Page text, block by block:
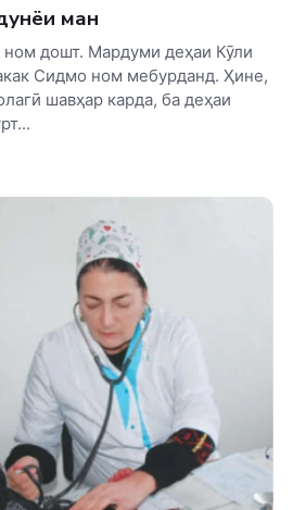
ман
дошт. Мардуми деҳаи Кӯли
Сидмо ном мебурданд. Ҳине,
шавҳар карда, ба деҳаи